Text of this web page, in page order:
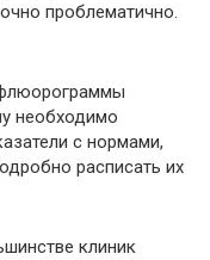
проблематично.
необходимо
с нормами,
расписать их
клиник